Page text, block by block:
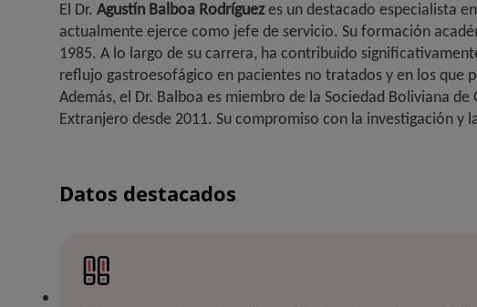
El Dr. Agustín Balboa Rodríguezes un destacado especialista
actualmente ejerce como jefe de servicio. Su formación
1985. A lo largo de su carrera, ha contribuido
reflujo gastroesofágico en pacientes no tratados y en los que
Además, el Dr. Balboa es miembro de la Sociedad Boliviana
Extranjero desde 2011. Su compromiso con la investigación
Datos destacados